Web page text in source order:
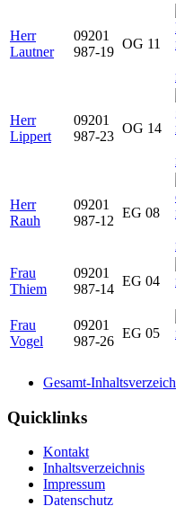
Herr
Lautner
09201
987-19
OG 11
Herr
Lippert
09201
987-23
OG 14
Herr
Rauh
09201
987-12
EG 08
Frau
Thiem
09201
987-14
EG 04
Frau
Vogel
09201
987-26
EG 05
Gesamt-
Quicklinks
Kontakt
Inhaltsverzeichnis
Impressum
Datenschutz